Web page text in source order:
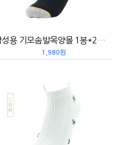
남성용 기모솜발목양몰 1봉*2컬레 短款抗菌男袜（撞色）
1,980원